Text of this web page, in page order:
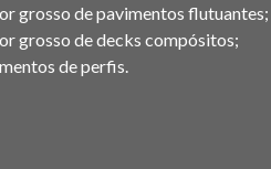
grosso de pavimentos flutuantes;
grosso de decks compósitos;
de perfis.